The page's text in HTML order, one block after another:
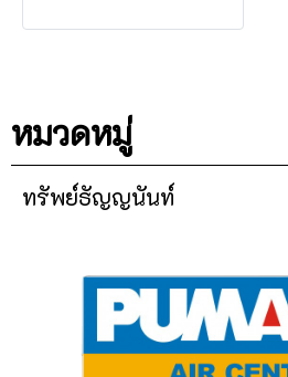
หมวดหมู่
ทรัพย์ธัญญนันท์